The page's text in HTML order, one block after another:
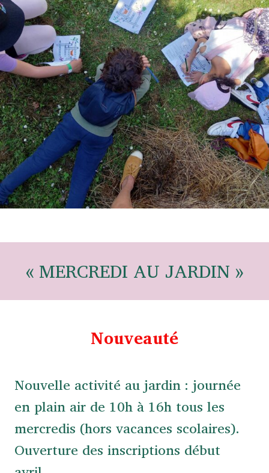
« MERCREDI AU JARDIN »
Nouveauté
Nouvelle activité au jardin : journée
en plain air de 10h à 16h tous les
mercredis (hors vacances scolaires).
Ouverture des inscriptions début